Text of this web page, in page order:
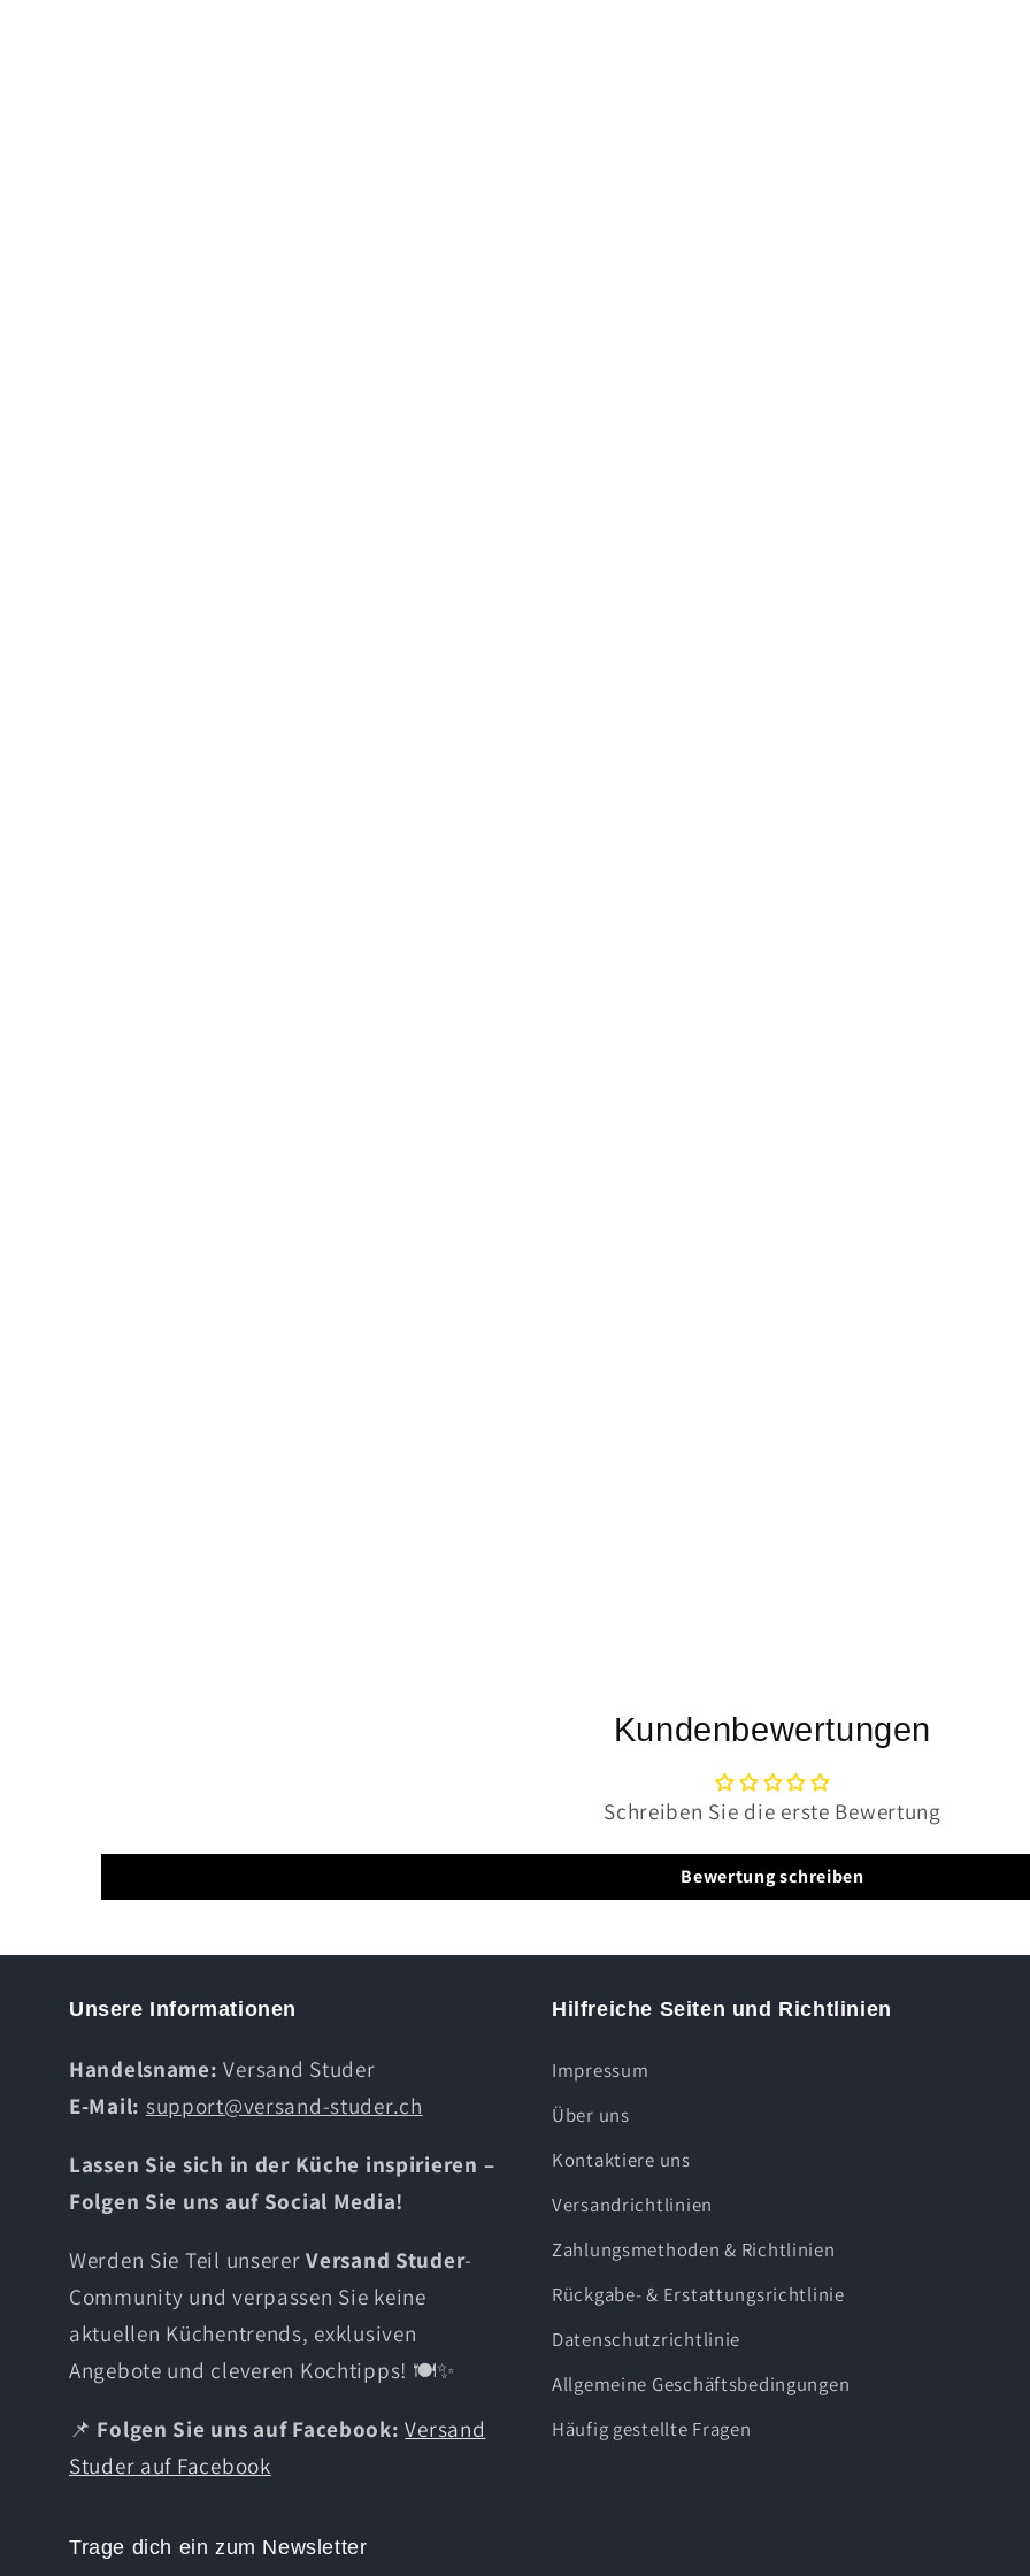
Kundenbewertungen
Schreiben Sie die erste Bewertung
Bewertung schreiben
Unsere Informationen
Handelsname: Versand Studer
E-Mail: support@versand-studer.ch
Lassen Sie sich in der Küche inspirieren –
Folgen Sie uns auf Social Media!
Werden Sie Teil unsererVersand Studer-
Community und verpassen Sie keine
aktuellen Küchentrends, exklusiven
Angebote und cleveren Kochtipps! 🍽️✨
📌 Folgen Sie uns auf Facebook: Versand
Studer auf Facebook
Hilfreiche Seiten und Richtlinien
Impressum
Über uns
Kontaktiere uns
Versandrichtlinien
Zahlungsmethoden & Richtlinien
Rückgabe- & Erstattungsrichtlinie
Datenschutzrichtlinie
Allgemeine Geschäftsbedingungen
Häufig gestellte Fragen
Trage dich ein zum Newsletter